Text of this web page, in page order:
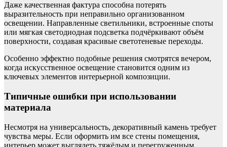
Даже качественная фактура способна потерять
выразительность при неправильно организованном
освещении. Направленные светильники, встроенные споты
или мягкая светодиодная подсветка подчёркивают объём
поверхности, создавая красивые светотеневые переходы.
Особенно эффектно подобные решения смотрятся вечером,
когда искусственное освещение становится одним из
ключевых элементов интерьерной композиции.
Типичные ошибки при использовании
материала
Несмотря на универсальность, декоративный камень требует
чувства меры. Если оформить им все стены помещения,
интерьер может выглядеть тяжёлым и перегруженным.